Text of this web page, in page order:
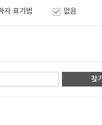
자 표기법 없음
찾기